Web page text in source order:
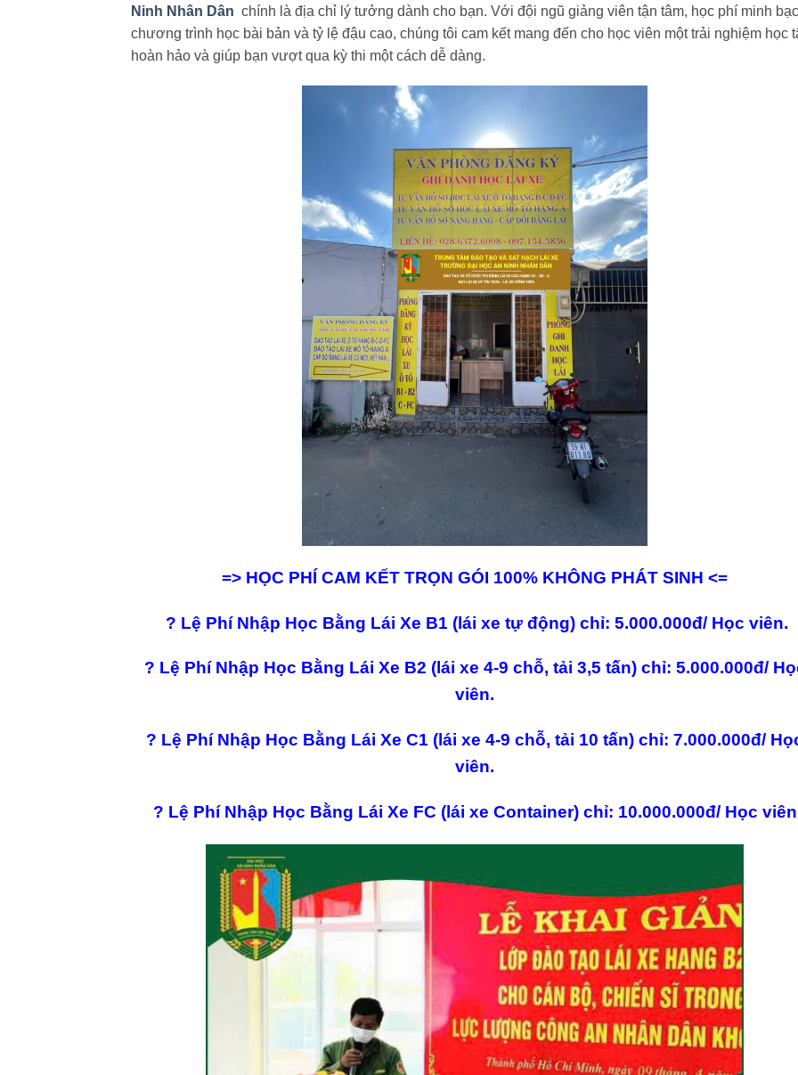
Ninh Nhân Dân chính là địa chỉ lý tưởng dành cho bạn. Với đội ngũ giảng viên tận tâm, học phí minh
chương trình học bài bản và tỷ lệ đậu cao, chúng tôi cam kết mang đến cho học viên một trải nghiệm học
hoàn hảo và giúp bạn vượt qua kỳ thi một cách dễ dàng.
=> HỌC PHÍ CAM KẾT TRỌN GÓI 100% KHÔNG PHÁT SINH <=
? Lệ Phí Nhập Học Bằng Lái Xe B1 (lái xe tự động) chỉ: 5.000.000đ/ Học viên.
? Lệ Phí Nhập Học Bằng Lái Xe B2 (lái xe 4-9 chỗ, tải 3,5 tấn) chỉ: 5.000.000đ/
viên.
? Lệ Phí Nhập Học Bằng Lái Xe C1 (lái xe 4-9 chỗ, tải 10 tấn) chỉ: 7.000.000đ/
viên.
? Lệ Phí Nhập Học Bằng Lái Xe FC (lái xe Container) chỉ: 10.000.000đ/ Học viên